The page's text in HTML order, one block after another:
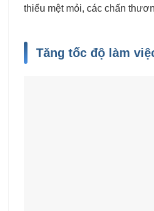
thiểu mệt mỏi, các chấn
Tăng tốc độ làm